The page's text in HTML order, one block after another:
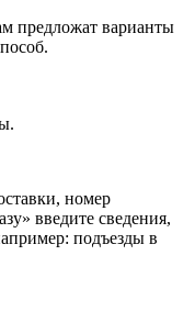
предложат варианты
номер
введите сведения,
подъезды в